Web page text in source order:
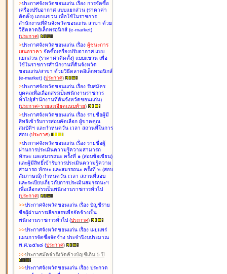
>ประกาศจังหวัดขอนแก่น เรื่อง การจัดซื้อ
เครื่องปรับอากาศ แบบแยกส่วน (ราคาค่า
ติดตั้ง) แบบแขวน เพื่อใช้ในราชการ
สำนักงานที่ดินจังหวัดขอนแก่น สาขา ด้วย
วิธีตลาดอิเล็กทรอนิกส์ (e-market)
(ประกาศ)
>ประกาศจังหวัดขอนแก่น เรื่อง ผู้ชนะการ
เสนอราคา จัดซื้อเครื่องปรับอากาศ แบบ
แยกส่วน (ราคาค่าติดตั้ง) แบบแขวน เพื่อ
ใช้ในราชการสำนักงานที่ดินจังหวัด
ขอนแก่น/สาขา ด้วยวิธีตลาดอิเล็กทรอนิกส์
(e-market) (ประกาศ)
>ประกาศจังหวัดขอนแก่น เรื่อง รับสมัคร
บุคคลเพื่อเลือกสรรเป็นพนักงานราชการ
ทั่วไป(สำนักงานที่ดินจังหวัดขอนแก่น)
(ประกาศ+รายละเอียดแนบท้าย)
>ประกาศจังหวัดขอนแก่น เรื่อง รายชื่อผู้มี
สิทธิเข้ารับการสอบคัดเลือก ผู้ขาดคุณ
สมบัติฯ และกำหนดวัน เวลา สถานที่ในการ
สอบ (ประกาศ)
>ประกาศจังหวัดขอนแก่น เรื่อง รายชื่อผู้
ผ่านการประเมินความรู้ความสามารถ
ทักษะ และสมรรถนะ ครั้งที่ ๑ (สอบข้อเขียน)
และผู้มีสิทธิ์เข้ารับการประเมินความรู้ความ
สามารถ ทักษะ และสมรรถนะ ครั้งที่ ๒ (สอบ
สัมภาษณ์) กำหนดวัน เวลา สถานที่สอบ
และระเบียบเกี่ยวกับการประเมินสมรรถนะฯ
เพื่อเลือกสรรเป็นพนักงานราชการทั่วไป
(ประกาศ)
>>ประกาศจังหวัดขอนแก่น เรื่อง บัญชีราย
ชื่อผู้ผ่านการเลือกสรรเพื่อจัดจ้างเป็น
พนักงานราชการทั่วไป (ประกาศ)
>>ประกาศจังหวัดขอนแก่น เรื่อง เผยแพร่
แผนการจัดซื้อจัดจ้าง ประจำปีงบประมาณ
พ.ศ.๒๕๖๘ (ประกาศ)
>>ประกาศมัดจำรังวัดค้างบัญชีเกิน 5 ปี
>>ประกาศจังหวัดขอนแก่น เรื่อง ประกวด